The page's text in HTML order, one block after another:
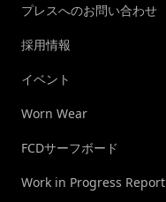
プレスへのお問い合わせ
採用情報
イベント
Worn Wear
FCDサーフボード
Work in Progress Report